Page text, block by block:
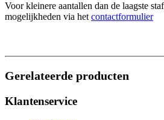
Voor kleinere aantallen dan de laagste
mogelijkheden via hetcontactformulier
Gerelateerde producten
Klantenservice